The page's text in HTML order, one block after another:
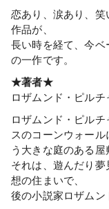
恋あり、涙あり、
作品が、
長い時を経て、今
の一作です。
★著者★
ロザムンド・ピルチ
ロザムンド・ピル
スのコーンウォー
う大きな庭のある屋
それは、遊んだり
想の住まいで、
後の小説家ロザムン